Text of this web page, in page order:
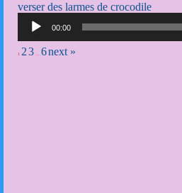
verser des larmes de crocodile
00:00
1 23 6next »